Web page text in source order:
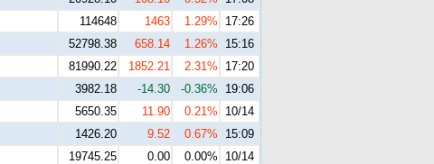
114648 1463 1.29%
17:26
52798.38 658.14 1.26%
15:16
81990.22 1852.21 2.31%
17:20
3982.18 -14.30 -0.36%
19:06
5650.35 11.90 0.21%
10/14
1426.20 9.52 0.67%
15:09
19745.25 0.00 0.00%
10/14